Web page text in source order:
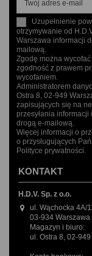
Uzupełnienie
otrzymywanie od
Warszawa informacji
mailową.
Zgodę można
zgodność z prawem
wycofaniem.
Administratorem
Ostra 8, 02-949
zapisujących się na
przesyłania informacji
drogą e-mailową.
Więcej informacji o
o przysługujących
Polityce prywatności.
KONTAKT
H.D.V. Sp. z o.o.
ul. Wąchocka 4A/
03-934 Warszawa
Magazyn i biuro:
ul. Ostra 8, 02-